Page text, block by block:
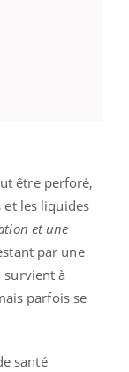
être perforé,
et les liquides
et une
par une
survient à
parfois se
santé
: et si on
le diabète de type 2
chez les